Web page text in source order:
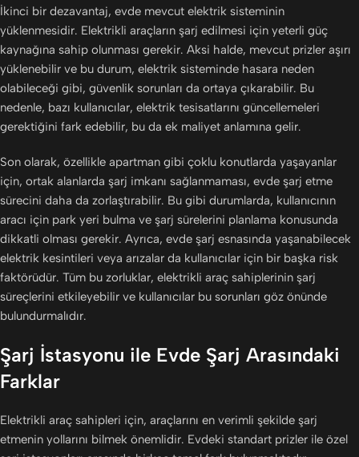
İkinci bir dezavantaj, evde mevcut elektrik sisteminin
yüklenmesidir. Elektrikli araçların şarj edilmesi için yeterli güç
kaynağına sahip olunması gerekir. Aksi halde, mevcut prizler aşırı
yüklenebilir ve bu durum, elektrik sisteminde hasara neden
olabileceği gibi, güvenlik sorunları da ortaya çıkarabilir. Bu
nedenle, bazı kullanıcılar, elektrik tesisatlarını güncellemeleri
gerektiğini fark edebilir, bu da ek maliyet anlamına gelir.
Son olarak, özellikle apartman gibi çoklu konutlarda yaşayanlar
için, ortak alanlarda şarj imkanı sağlanmaması, evde şarj etme
sürecini daha da zorlaştırabilir. Bu gibi durumlarda, kullanıcının
aracı için park yeri bulma ve şarj sürelerini planlama konusunda
dikkatli olması gerekir. Ayrıca, evde şarj esnasında yaşanabilecek
elektrik kesintileri veya arızalar da kullanıcılar için bir başka risk
faktörüdür. Tüm bu zorluklar, elektrikli araç sahiplerinin şarj
süreçlerini etkileyebilir ve kullanıcılar bu sorunları göz önünde
bulundurmalıdır.
Şarj İstasyonu ile Evde Şarj Arasındaki
Farklar
Elektrikli araç sahipleri için, araçlarını en verimli şekilde şarj
etmenin yollarını bilmek önemlidir. Evdeki standart prizler ile özel